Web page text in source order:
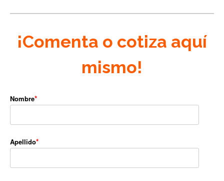
¡Comenta o cotiza aquí
mismo!
Nombre
Apellido